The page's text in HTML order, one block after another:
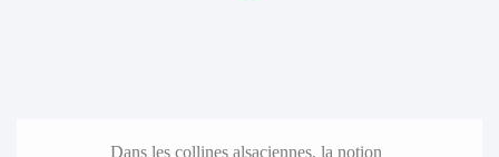
Dans les collines alsaciennes, la notion